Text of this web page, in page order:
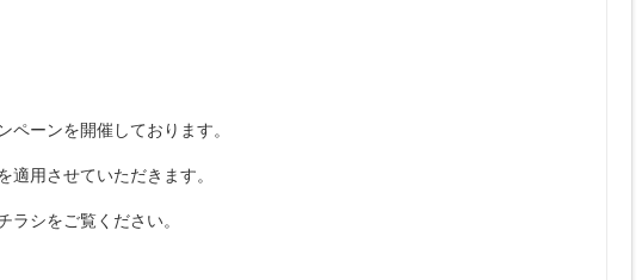
ーンを開催しております。
適用させていただきます。
ラシをご覧ください。